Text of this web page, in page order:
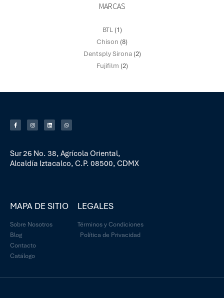
MARCAS
BTL (1)
Chison (8)
Dentsply Sirona (2)
Fujifilm (2)
Sur 26 No. 38, Agrícola Oriental,
Alcaldía Iztacalco, C.P. 08500, CDMX
MAPA DE SITIO
Sobre Nosotros
Blog
Contacto
Catálogo
LEGALES
Términos y Condiciones
Política de Privacidad